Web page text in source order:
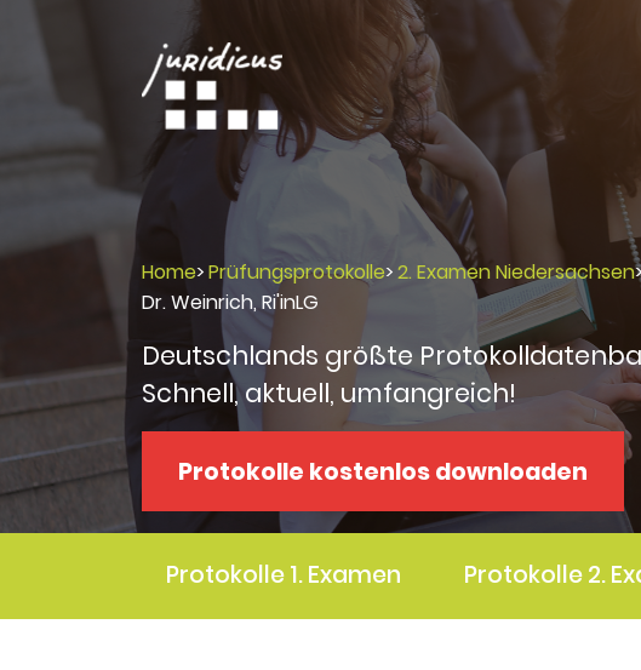
Home>Prüfungsprotokolle>2. Examen Niedersachsen
Dr. Weinrich, Ri'inLG
Deutschlands größte
Schnell, aktuell, umfangreich!
Protokolle kostenlos downloaden
Protokolle 1. Examen Protokolle 2.